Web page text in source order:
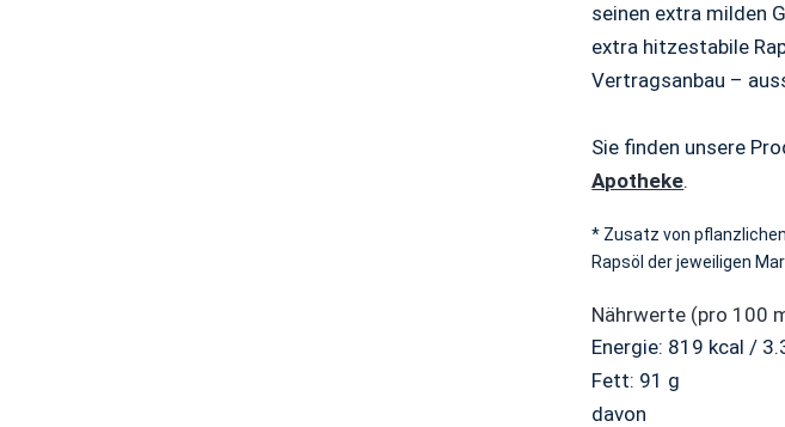
seinen extra milden
extra hitzestabile
Vertragsanbau –
Sie finden unsere
Apotheke.
* Zusatz von
Rapsöl der jeweiligen
Nährwerte (pro 100
Energie: 819 kcal /
Fett: 91 g
davon